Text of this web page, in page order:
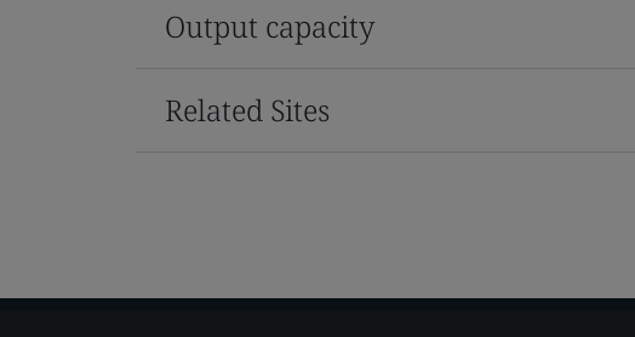
Output capacity
Related Sites